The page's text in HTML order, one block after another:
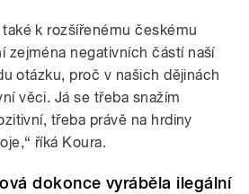
k rozšířenému českému
zejména negativních částí naší
otázku, proč v našich dějinách
věci. Já se třeba snažím
třeba právě na hrdiny
říká Koura.
dokonce vyráběla ilegální